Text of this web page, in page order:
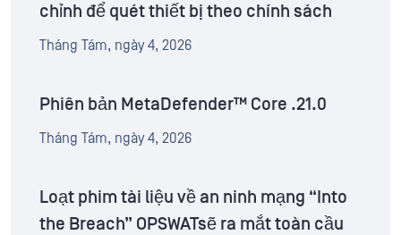
chỉnh để quét thiết bị theo chính sách
Tháng Tám, ngày 4, 2026
Phiên bản MetaDefender™ Core .21.0
Tháng Tám, ngày 4, 2026
Loạt phim tài liệu về an ninh mạng “Into
the Breach” OPSWATsẽ ra mắt toàn cầu